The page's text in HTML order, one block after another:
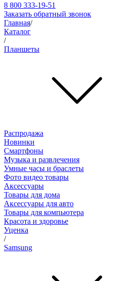
8 800 333-19-51
Заказать обратный звонок
Главная/
Каталог
/
Планшеты
Распродажа
Новинки
Смартфоны
Музыка и развлечения
Умные часы и браслеты
Фото видео товары
Аксессуары
Товары для дома
Аксессуары для авто
Товары для компьютера
Красота и здоровье
Уценка
/
Samsung